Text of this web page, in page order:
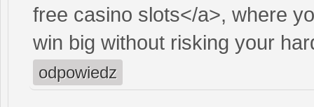
free casino slots</a>, where
win big without risking your
odpowiedz